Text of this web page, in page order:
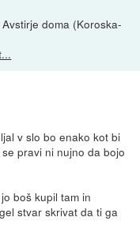
doma (Koroska-
v slo bo enako kot bi
pravi ni nujno da bojo
boš kupil tam in
stvar skrivat da ti ga